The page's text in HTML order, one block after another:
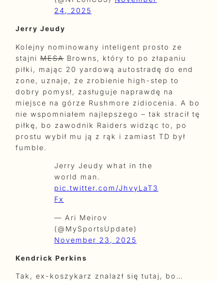
24, 2025
Jerry Jeudy
Kolejny nominowany inteligent prosto ze
stajni MESA Browns, który to po złapaniu
piłki, mając 20 yardową autostradę do end
zone, uznaje, że zrobienie high-step to
dobry pomysł, zasługuje naprawdę na
miejsce na górze Rushmore zidiocenia. A bo
nie wspomniałem najlepszego – tak stracił tę
piłkę, bo zawodnik Raiders widząc to, po
prostu wybił mu ją z rąk i zamiast TD był
fumble.
Jerry Jeudy what in the
world man.
pic.twitter.com/JhvyLaT3
Fx
— Ari Meirov
(@MySportsUpdate)
November 23, 2025
Kendrick Perkins
Tak, ex-koszykarz znalazł się tutaj, bo…